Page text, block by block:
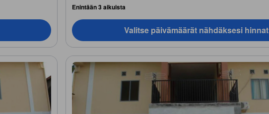
Enintään 3 aikuista
Valitse päivämäärät nähdäksesi hinnat